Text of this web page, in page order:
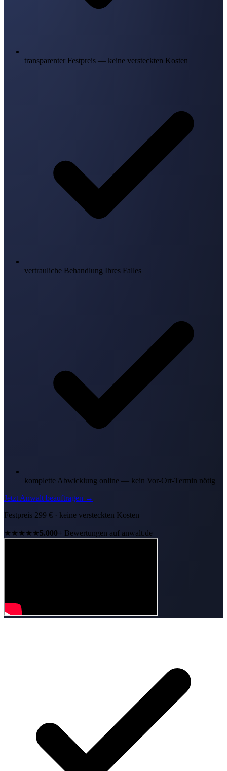
transparenter Festpreis — keine versteckten Kosten
vertrauliche Behandlung Ihres Falles
komplette Abwicklung online — kein Vor-Ort-Termin nötig
Jetzt Anwalt beauftragen →
Festpreis 299 € · keine versteckten Kosten
★★★★★5.000+ Bewertungen auf anwalt.de